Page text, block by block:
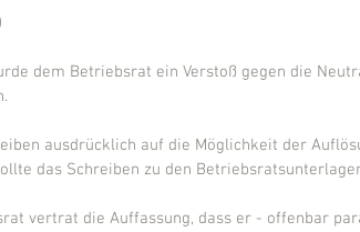
dem Betriebsrat ein Verstoß gegen die
ausdrücklich auf die Möglichkeit der
das Schreiben zu den
vertrat die Auffassung, dass er - offenbar